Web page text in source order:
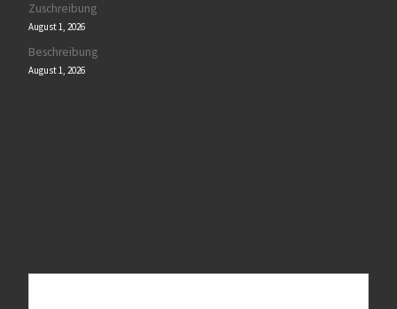
Zuschreibung
August 1, 2026
Beschreibung
August 1, 2026